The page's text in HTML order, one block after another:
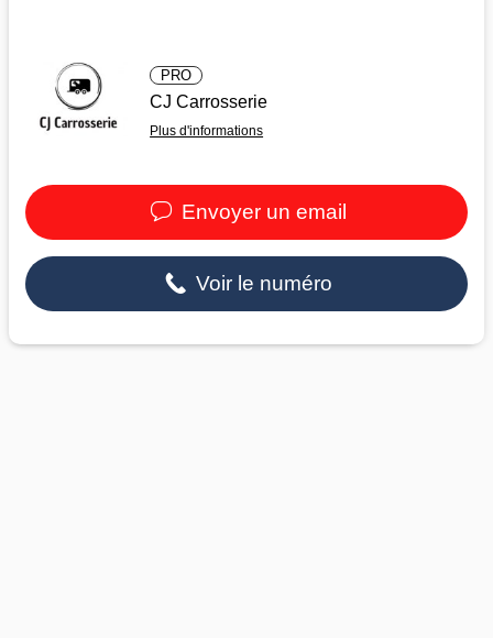
PRO
CJ Carrosserie
Plus d'informations
Envoyer un email
Voir le numéro